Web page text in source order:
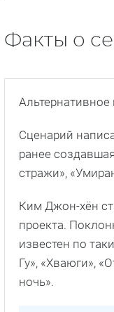
Факты о
Сценарий
ранее
стражи»,
Ким Джон-хён
проекта.
известен по
Гу», «Хваюги»,
ночь».